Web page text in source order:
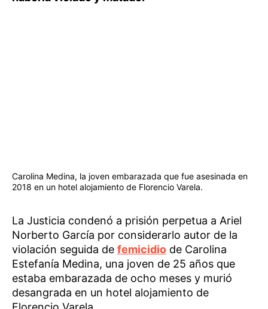
Carolina Medina, la joven embarazada que fue asesinada en
2018 en un hotel alojamiento de Florencio Varela.
La Justicia condenó a prisión perpetua a Ariel
Norberto García por considerarlo autor de la
violación seguida de femicidio de Carolina
Estefanía Medina, una joven de 25 años que
estaba embarazada de ocho meses y murió
desangrada en un hotel alojamiento de